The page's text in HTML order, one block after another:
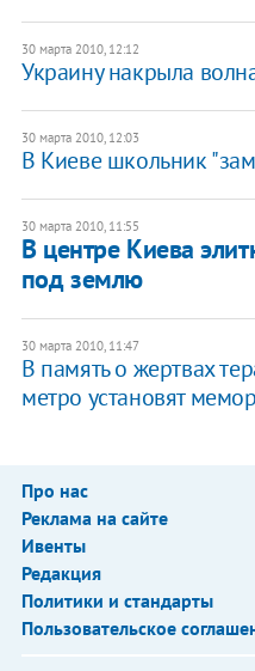
30 марта 2010, 12:12
Украину накрыла
30 марта 2010, 12:03
В Киеве школьник
30 марта 2010, 11:55
В центре Киева
под землю
30 марта 2010, 11:47
В память о жертвах
метро установят
Про нас
Реклама на сайте
Ивенты
Редакция
Политики и стандарты
Пользовательское